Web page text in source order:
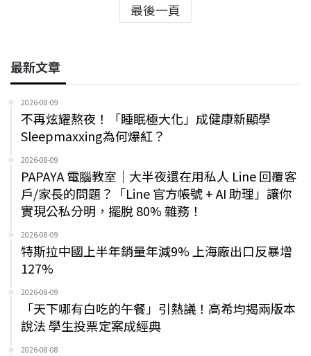
最後一頁
最新文章
2026-08-09
不再炫耀熬夜！「睡眠極大化」成健康新顯學
Sleepmaxxing為何爆紅？
2026-08-09
PAPAYA 電腦教室｜大半夜還在用私人 Line 回覆客
戶/家長的問題？「Line 官方帳號 + AI 助理」讓你
實現公私分明，擺脫 80% 雜務！
2026-08-09
特斯拉中國上半年銷量年減9% 上海廠出口反暴增
127%
2026-08-09
「天下哪有白吃的午餐」引熱議！高希均揭兩版本
說法 學生投票定案成經典
2026-08-08